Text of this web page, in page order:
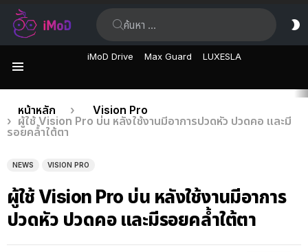
iMoD Drive Max Guard LUXESLA
เรื่อง
ล่าสุด
คุณอยู่ที่นี่:
หน้าหลัก
Vision Pro
ผู้ใช้ Vision Pro บ่น หลังใช้งานมีอาการปวดหัว ปวดคอ และมี
รอยคล้ำใต้ตา
NEWS VISION PRO
ผู้ใช้ Vision Pro บ่น หลังใช้งานมีอาการ
ปวดหัว ปวดคอ และมีรอยคล้ำใต้ตา